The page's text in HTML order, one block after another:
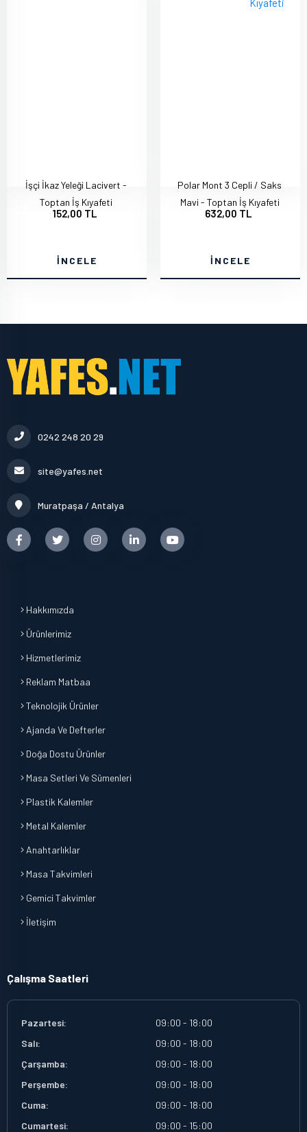
İşçi İkaz Yeleği Lacivert -
Toptan İş Kıyafeti
152,00 TL
İNCELE
Polar Mont 3 Cepli / Saks
Mavi - Toptan İş Kıyafeti
632,00 TL
İNCELE
0242 248 20 29
site@yafes.net
Muratpaşa / Antalya
Hakkımızda
Ürünlerimiz
Hizmetlerimiz
Reklam Matbaa
Teknolojik Ürünler
Ajanda Ve Defterler
Doğa Dostu Ürünler
Masa Setleri Ve Sümenleri
Plastik Kalemler
Metal Kalemler
Anahtarlıklar
Masa Takvimleri
Gemici Takvimler
İletişim
Çalışma Saatleri
Pazartesi:
09:00 - 18:00
Salı:
09:00 - 18:00
Çarşamba:
09:00 - 18:00
Perşembe:
09:00 - 18:00
Cuma:
09:00 - 18:00
Cumartesi:
09:00 - 15:00